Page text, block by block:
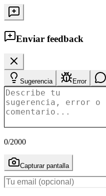
Enviar feedback
Sugerencia Error
0/2000
Capturar pantalla